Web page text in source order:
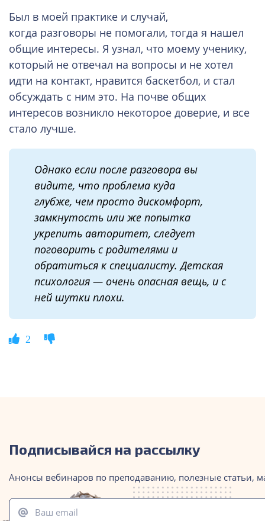
Был в моей практике и случай,
когда разговоры не помогали, тогда я нашел
общие интересы. Я узнал, что моему ученику,
который не отвечал на вопросы и не хотел
идти на контакт, нравится баскетбол, и стал
обсуждать с ним это. На почве общих
интересов возникло некоторое доверие, и все
стало лучше.
Однако если после разговора вы
видите, что проблема куда
глубже, чем просто дискомфорт,
замкнутость или же попытка
укрепить авторитет, следует
поговорить с родителями и
обратиться к специалисту. Детская
психология — очень опасная вещь, и с
ней шутки плохи.
2
Подписывайся на рассылку
Анонсы вебинаров по преподаванию, полезные статьи,
Ваш email